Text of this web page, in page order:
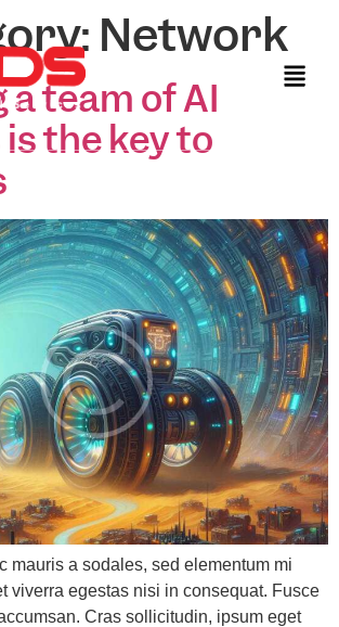
Network
a team of AI
the key to
mauris a sodales, sed elementum mi
viverra egestas nisi in consequat. Fusce
Cras sollicitudin, ipsum eget